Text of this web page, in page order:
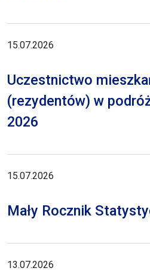
15.07.2026
Uczestnictwo
(rezydentów) w
2026
15.07.2026
Mały Rocznik
13.07.2026